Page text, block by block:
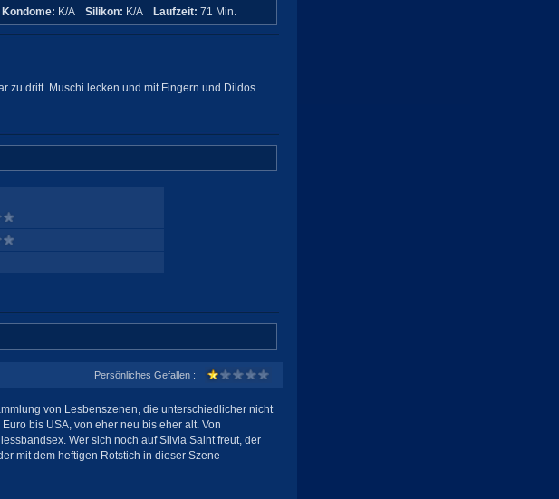
Kondome: K/A Silikon: K/A Laufzeit: 71 Min.
zu dritt. Muschi lecken und mit Fingern und Dildos
Persönliches Gefallen :
von Lesbenszenen, die unterschiedlicher nicht
bis USA, von eher neu bis eher alt. Von
Wer sich noch auf Silvia Saint freut, der
mit dem heftigen Rotstich in dieser Szene